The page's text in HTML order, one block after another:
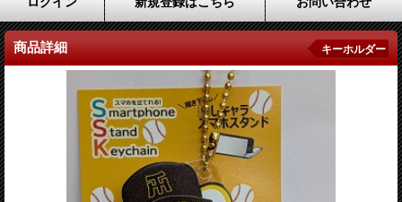
商品詳細 キーホルダー